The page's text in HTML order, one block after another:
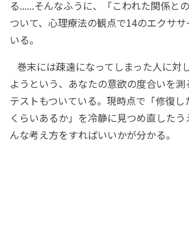
る......そんなふうに、「こわれた関係と
ついて、心理療法の観点で14のエクサ
いる。
巻末には疎遠になってしまった人に対
ようという、あなたの意欲の度合いを
テストもついている。現時点で「修復し
くらいあるか」を冷静に見つめ直した
んな考え方をすればいいかが分かる。